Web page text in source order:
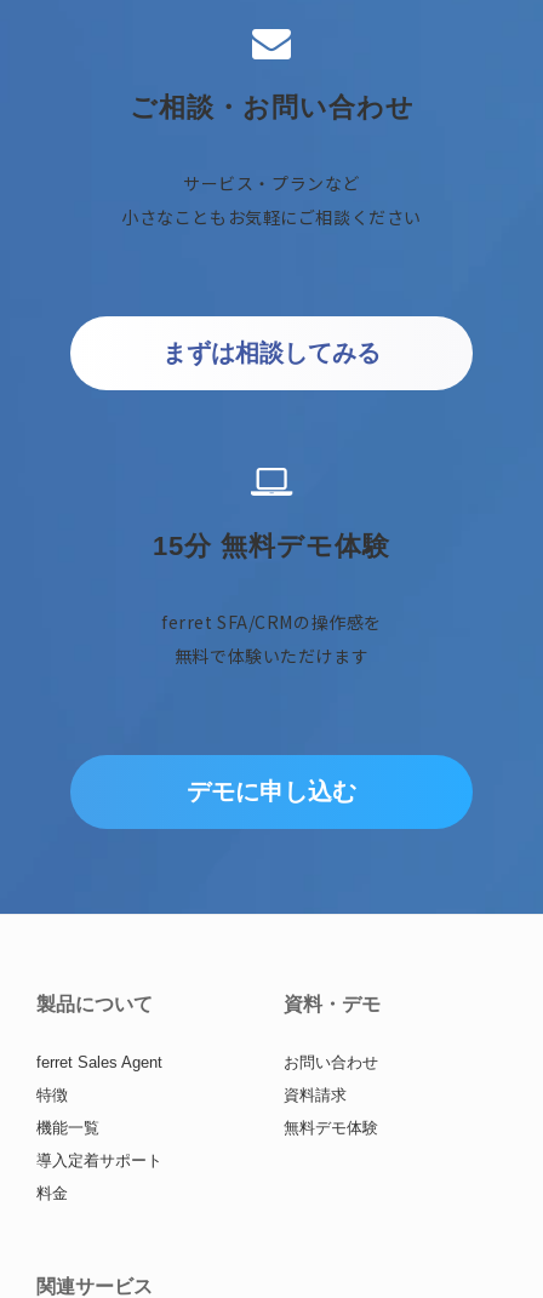
ご相談・お問い合わせ
サービス・プランなど
小さなこともお気軽にご相談ください
まずは相談してみる
15分 無料デモ体験
ferret SFA/CRMの操作感を
無料で体験いただけます
デモに申し込む
製品について
ferret Sales Agent
特徴
機能一覧
導入定着サポート
料金
資料・デモ
お問い合わせ
資料請求
無料デモ体験
関連サービス